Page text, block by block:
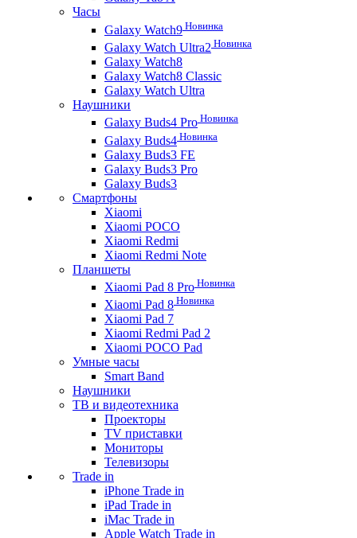
Часы
Galaxy Watch9 Новинка
Galaxy Watch Ultra2 Новинка
Galaxy Watch8
Galaxy Watch8 Classic
Galaxy Watch Ultra
Наушники
Galaxy Buds4 Pro Новинка
Galaxy Buds4 Новинка
Galaxy Buds3 FE
Galaxy Buds3 Pro
Galaxy Buds3
Смартфоны
Xiaomi
Xiaomi POCO
Xiaomi Redmi
Xiaomi Redmi Note
Планшеты
Xiaomi Pad 8 Pro Новинка
Xiaomi Pad 8 Новинка
Xiaomi Pad 7
Xiaomi Redmi Pad 2
Xiaomi POCO Pad
Умные часы
Smart Band
Наушники
ТВ и видеотехника
Проекторы
TV приставки
Мониторы
Телевизоры
Trade in
iPhone Trade in
iPad Trade in
iMac Trade in
Apple Watch Trade in